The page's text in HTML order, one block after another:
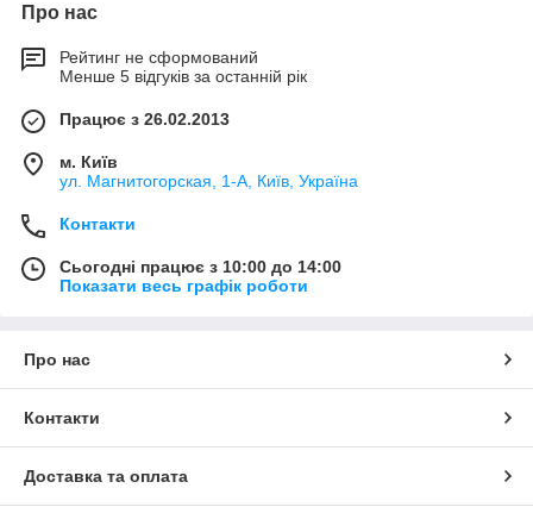
Про нас
Рейтинг не сформований
Менше 5 відгуків за останній рік
Працює з 26.02.2013
м. Київ
ул. Магнитогорская, 1-А, Київ, Україна
Контакти
Сьогодні працює з 10:00 до 14:00
Показати весь графік роботи
Про нас
Контакти
Доставка та оплата